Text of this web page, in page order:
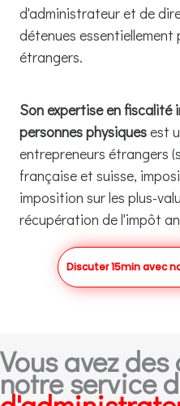
d'administrateur et de
détenues essentiellement
étrangers.
Son expertise en fiscalité
personnes physiquesest
entrepreneurs étrangers
française et suisse,
imposition sur les plus-
récupération de l'impôt
Discuter 15min avec
Vous avez
notre service